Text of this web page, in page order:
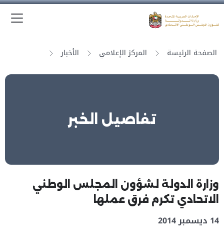
الصفحة الرئيسة المركز الإعلامي الأخبار
تفاصيل الخبر
وزارة الدولة لشؤون المجلس الوطني
الاتحادي تكرم فرق عملها
14 ديسمبر 2014